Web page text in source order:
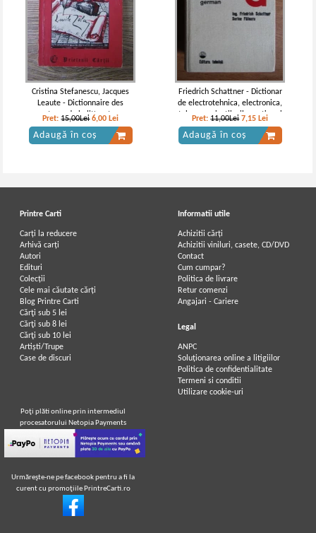
Cristina Stefanescu, Jacques
Leaute - Dictionnaire des
auteurs de la litterature
francaise
Pret:15,00Lei 6,00 Lei
Adaugă în coș
Friedrich Schattner - Dictionar
de electrotehnica, electronica,
telecomunicatii, cibernetica si
automatica roman-german
Pret:11,00Lei 7,15 Lei
Adaugă în coș
Printre Carti
Carți la reducere
Arhivă carți
Autori
Edituri
Colecții
Cele mai căutate cărți
Blog Printre Carti
Cărţi sub 5 lei
Cărţi sub 8 lei
Cărţi sub 10 lei
Artiști/Trupe
Case de discuri
Informatii utile
Achizitii cărți
Achizitii viniluri, casete, CD/DVD
Contact
Cum cumpar?
Politica de livrare
Retur comenzi
Angajari - Cariere
Legal
ANPC
Soluționarea online a litigiilor
Politica de confidentialitate
Termeni si conditii
Utilizare cookie-uri
Poţi plăti online prin intermediul
procesatorului Netopia Payments
Urmăreşte-ne pe facebook pentru a fi la
curent cu promoţiile PrintreCarti.ro